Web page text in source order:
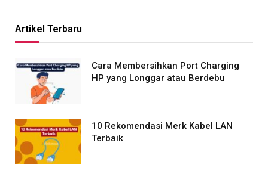
Artikel Terbaru
Cara Membersihkan Port Charging
HP yang Longgar atau Berdebu
10 Rekomendasi Merk Kabel LAN
Terbaik